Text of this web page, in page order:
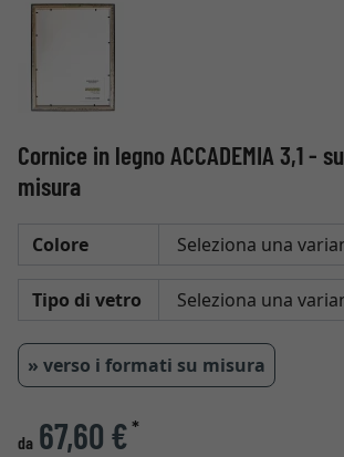
Cornice in legno ACCADEMIA 3,1 - su
misura
Colore
Tipo di vetro
» verso i formati su misura
da 67,60 €*